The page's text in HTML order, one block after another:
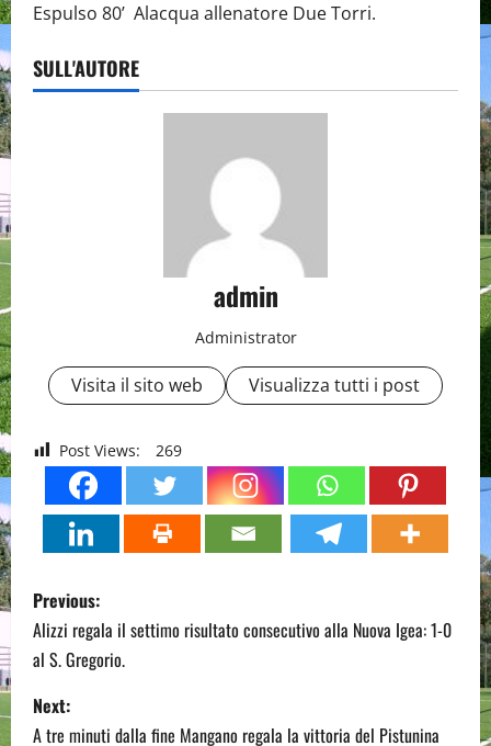
Espulso 80’ Alacqua allenatore Due Torri.
SULL'AUTORE
admin
Administrator
Visita il sito web Visualizza tutti i post
Post Views: 269
P
o
s
t
Previous:
Alizzi regala il settimo risultato consecutivo alla Nuova Igea: 1-0
al S. Gregorio.
Next:
A tre minuti dalla fine Mangano regala la vittoria del Pistunina